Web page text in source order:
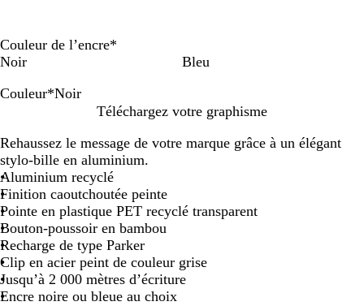
Couleur de l’encre*
Noir
Bleu
Couleur*Noir
i
r
r
d
e
a
u
x
i
s
a
c
i
e
r
e
u
m
a
r
i
n
e
Téléchargez votre graphisme
Rehaussez le message de votre marque grâce à un élégant
stylo-bille en aluminium.
Aluminium recyclé
Finition caoutchoutée peinte
Pointe en plastique PET recyclé transparent
Bouton-poussoir en bambou
Recharge de type Parker
Clip en acier peint de couleur grise
Jusqu’à 2 000 mètres d’écriture
Encre noire ou bleue au choix